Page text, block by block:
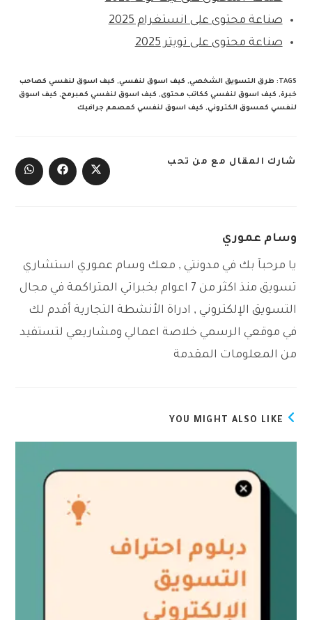
صناعة محتوى على انستغرام 2025
صناعة محتوى على تويتر 2025
TAGS
: طرق التسويق الشخصي, كيف اسوق لنفسي, كيف اسوق لنفسي كصاحب
خبرة, كيف اسوق لنفسي ككاتب محتوى, كيف اسوق لنفسي كمبرمج, كيف اسوق
لنفسي كمسوق الكتروني, كيف اسوق لنفسي كمصمم جرافيك
شارك المقال مع من تحبSHARE
Opens
in
Opens
in
Opens
in
وسام عموري
يا مرحبآ بك في مدونتي , معك وسام عموري استشاري
تسويق منذ اكثر من 7 اعوام بخبراتي المتراكمة في مجال
التسويق الإلكتروني , ادراة الأنشطة التجارية أقدم لك
في موقعي الرسمي خلاصة اعمالي ومشاريعي لتستفيد
من المعلومات المقدمة
YOU MIGHT ALSO LIKE